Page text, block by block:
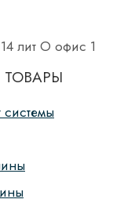
лит О офис 1
системы